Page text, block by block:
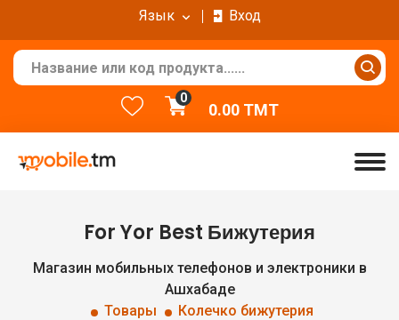
Язык
Вход
0
0.00TMT
For Yor Best Бижутерия
Магазин мобильных телефонов и электроники в
Ашхабаде
Товары
Колечко бижутерия